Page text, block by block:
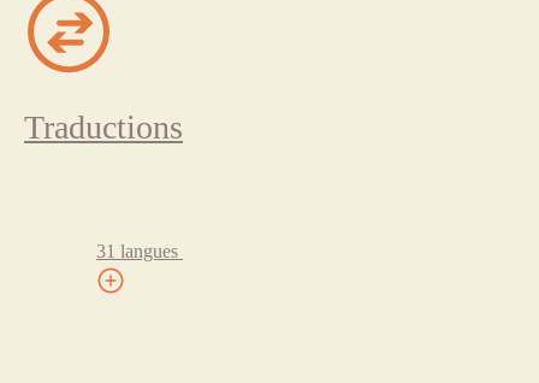
Traductions
31 langues